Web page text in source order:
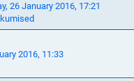
26 January 2016, 17:21
2016, 11:33